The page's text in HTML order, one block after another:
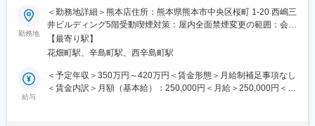
在13期目では130億円の売上を目標にメンバー一丸となって取り
組んでいます。
変更の範囲：本文参照
とともにキャリアプランを上司と構築し、ご自身に合ったキャリ
ア形成ができます！
■住宅補助関連制度
転居時の引越費用負担／提携保養所やスポーツクラブ施設を格安
で利用可／その他補助充実 ※詳細は福利厚生欄に記載有
■魅力ポイント
人材コーディネーターとして、お仕事を探している求職者と、人
材を探している企業をつなぐお仕事をお任せします。
綜合キャリアオプションにて、人材派遣・紹介事業に携わってい
ただきます。
グループの売り上げを牽引するコア事業です。
勤務地
＜勤務地詳細＞熊本店住所：熊本県熊本市中央区桜町 1-20 西嶋三
井ビルディング5階受動喫煙対策：屋内全面禁煙変更の範囲：会社
の定める事業所
【最寄り駅】
花畑町駅、辛島町駅、西辛島町駅
給与
＜予定年収＞350万円～420万円＜賃金形態＞月給制補足事項なし
＜賃金内訳＞月額（基本給）：250,000円＜月給＞250,000円＜昇